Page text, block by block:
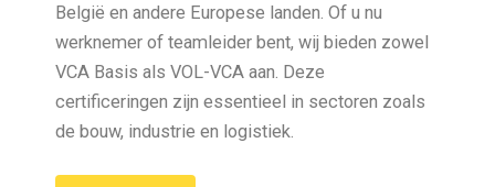
België en andere Europese landen. Of u nu
werknemer of teamleider bent, wij bieden zowel
VCA Basis als VOL-VCA aan. Deze
certificeringen zijn essentieel in sectoren zoals
de bouw, industrie en logistiek.